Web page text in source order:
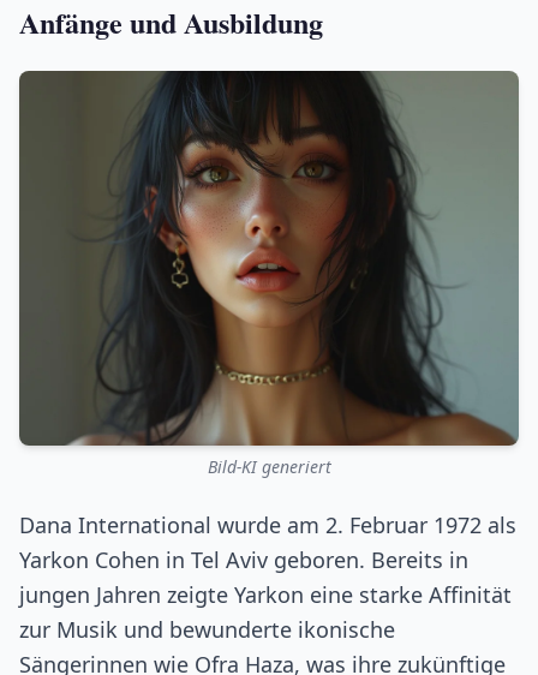
Anfänge und Ausbildung
Bild-KI generiert
Dana International wurde am 2. Februar 1972 als
Yarkon Cohen in Tel Aviv geboren. Bereits in
jungen Jahren zeigte Yarkon eine starke Affinität
zur Musik und bewunderte ikonische
Sängerinnen wie Ofra Haza, was ihre zukünftige